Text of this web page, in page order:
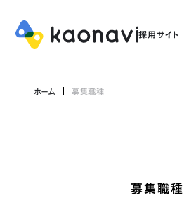
ホーム 募集職種
募集職種